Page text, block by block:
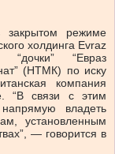
закрытом режиме
холдинга Evraz
“Евраз
(НТМК) по иску
компания
“В связи с этим
владеть
установленным
— говорится в